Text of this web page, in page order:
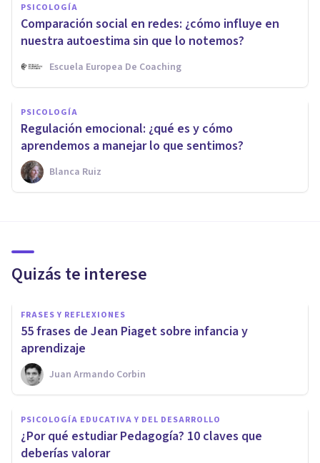
PSICOLOGÍA
Comparación social en redes: ¿cómo influye en
nuestra autoestima sin que lo notemos?
Escuela Europea De Coaching
PSICOLOGÍA
Regulación emocional: ¿qué es y cómo
aprendemos a manejar lo que sentimos?
Blanca Ruiz
Quizás te interese
FRASES Y REFLEXIONES
55 frases de Jean Piaget sobre infancia y
aprendizaje
Juan Armando Corbin
PSICOLOGÍA EDUCATIVA Y DEL DESARROLLO
​¿Por qué estudiar Pedagogía? 10 claves que
deberías valorar